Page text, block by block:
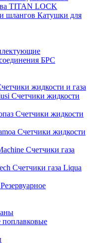
TITAN LOCK
Катушки для
БРС
жидкости и газа
Счетчики жидкости
Счетчики жидкости
Счетчики жидкости
Счетчики газа
Счетчики газа Liqua
Резервуарное